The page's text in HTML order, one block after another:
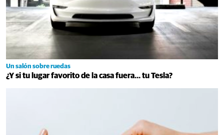
Un salón sobre ruedas
¿Y si tu lugar favorito de la casa fuera… tu Tesla?